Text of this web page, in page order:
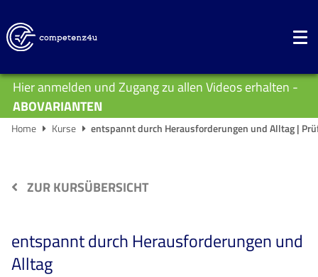
Hier anmelden und Zugang zu allen Videos erhalten -
ABOVARIANTEN
Home Kurse entspannt durch Herausforderungen und Alltag |
ZUR KURSÜBERSICHT
entspannt durch Herausforderungen und
Alltag